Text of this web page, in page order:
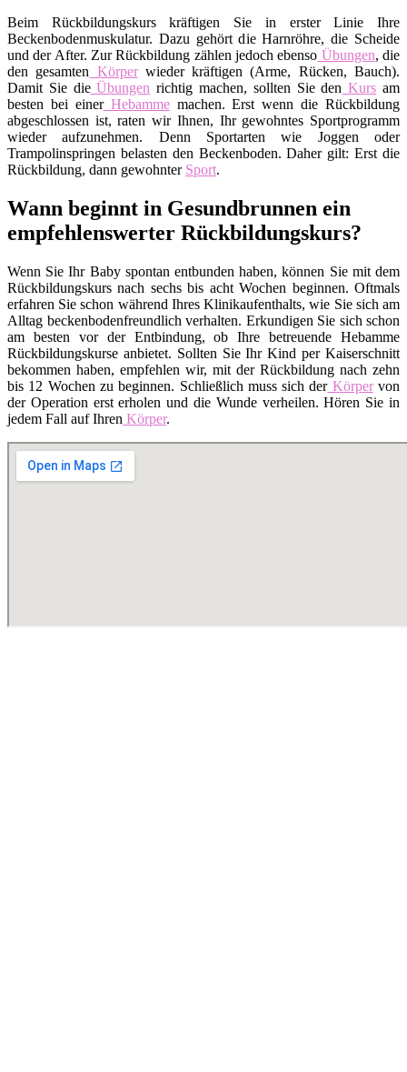
Beim Rückbildungskurs kräftigen Sie in erster Linie Ihre
Beckenbodenmuskulatur. Dazu gehört die Harnröhre, die Scheide
und der After. Zur Rückbildung zählen jedoch ebenso Übungen, die
den gesamten Körperwieder kräftigen (Arme, Rücken, Bauch).
Damit Sie dieÜbungen richtig machen, sollten Sie den Kurs am
besten bei einerHebammemachen. Erst wenn die Rückbildung
abgeschlossen ist, raten wir Ihnen, Ihr gewohntes Sportprogramm
wieder aufzunehmen. Denn Sportarten wie Joggen oder
Trampolinspringen belasten den Beckenboden. Daher gilt: Erst die
Rückbildung, dann gewohnter Sport.
Wann beginnt in Gesundbrunnen ein
empfehlenswerter Rückbildungskurs?
Wenn Sie Ihr Baby spontan entbunden haben, können Sie mit dem
Rückbildungskurs nach sechs bis acht Wochen beginnen. Oftmals
erfahren Sie schon während Ihres Klinikaufenthalts, wie Sie sich am
Alltag beckenbodenfreundlich verhalten. Erkundigen Sie sich schon
am besten vor der Entbindung, ob Ihre betreuende Hebamme
Rückbildungskurse anbietet. Sollten Sie Ihr Kind per Kaiserschnitt
bekommen haben, empfehlen wir, mit der Rückbildung nach zehn
bis 12 Wochen zu beginnen. Schließlich muss sich derKörpervon
der Operation erst erholen und die Wunde verheilen. Hören Sie in
jedem Fall auf Ihren Körper.